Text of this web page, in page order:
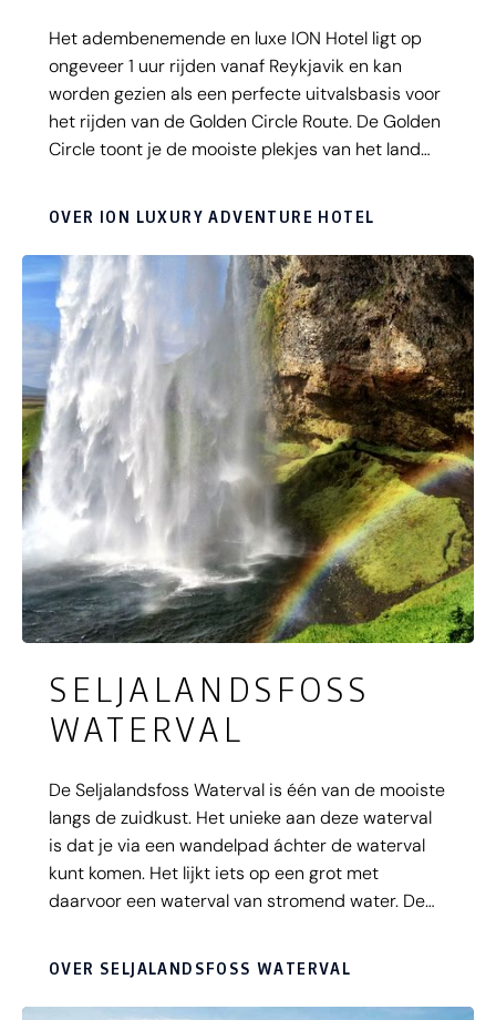
Het adembenemende en luxe ION Hotel ligt op
ongeveer 1 uur rijden vanaf Reykjavik en kan
worden gezien als een perfecte uitvalsbasis voor
het rijden van de Golden Circle Route. De Golden
Circle toont je de mooiste plekjes van het land
imposante Gullfoss Waterval. Het hotel is
omringd door prachtige bergen en lava velden en
beschikt over een zwembad en behoort tot de
top van luxe hotels in IJsland.
OVER ION LUXURY ADVENTURE HOTEL
SELJALANDSFOSS
WATERVAL
De Seljalandsfoss Waterval is één van de mooiste
langs de zuidkust. Het unieke aan deze waterval
is dat je via een wandelpad áchter de waterval
kunt komen. Het lijkt iets op een grot met
daarvoor een waterval van stromend water. De
spectaculair! De waterval is niet breed, maar met
een hoogte van 60 meter heel indrukwekkend.
OVER SELJALANDSFOSS WATERVAL